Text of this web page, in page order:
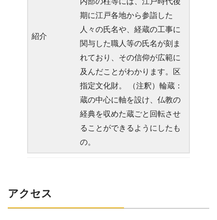
紹介
期に江戸各地から参詣した
人々の氏名や、経蔵の工事に
関与した職人等の氏名が刻ま
れており、その信仰が広範に
及んだことがわかります。区
指定文化財。 （注釈）輪蔵：
蔵の中心に軸を設け、仏教の
経典を収めた蔵ごと回転させ
ることができるようにしたも
の。
アクセス